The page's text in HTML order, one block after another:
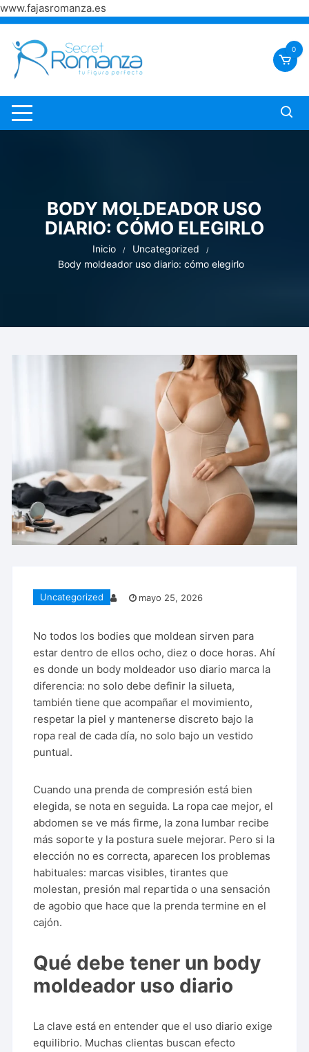
www.fajasromanza.es
Saltar
contenido
0
BODY MOLDEADOR USO
DIARIO: CÓMO ELEGIRLO
Inicio
Uncategorized
Body moldeador uso diario: cómo elegirlo
Uncategorized mayo 25, 2026
No todos los bodies que moldean sirven para
estar dentro de ellos ocho, diez o doce horas. Ahí
es donde un body moldeador uso diario marca la
diferencia: no solo debe definir la silueta,
también tiene que acompañar el movimiento,
respetar la piel y mantenerse discreto bajo la
ropa real de cada día, no solo bajo un vestido
puntual.
Cuando una prenda de compresión está bien
elegida, se nota en seguida. La ropa cae mejor, el
abdomen se ve más firme, la zona lumbar recibe
más soporte y la postura suele mejorar. Pero si la
elección no es correcta, aparecen los problemas
habituales: marcas visibles, tirantes que
molestan, presión mal repartida o una sensación
de agobio que hace que la prenda termine en el
cajón.
Qué debe tener un body
moldeador uso diario
La clave está en entender que el uso diario exige
equilibrio. Muchas clientas buscan efecto